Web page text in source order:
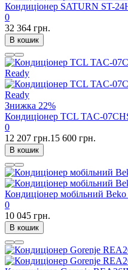
Кондиціонер SATURN ST-
0
32 364 грн.
В кошик
Знижка 22%
Кондиціонер TCL TAC-
0
12 207 грн.15 600 грн.
В кошик
Кондиціонер мобільний
0
10 045 грн.
В кошик